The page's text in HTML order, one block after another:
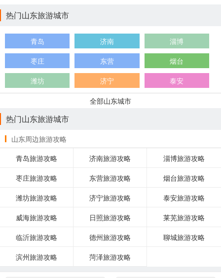
热门山东旅游城市
青岛 济南
淄博
枣庄
东营
烟台
潍坊
济宁 泰安
全部山东城市
热门山东旅游城市
山东周边旅游攻略
青岛旅游攻略
济南旅游攻略
淄博旅游攻略
枣庄旅游攻略
东营旅游攻略
烟台旅游攻略
潍坊旅游攻略
济宁旅游攻略
泰安旅游攻略
威海旅游攻略
日照旅游攻略
莱芜旅游攻略
临沂旅游攻略
德州旅游攻略
聊城旅游攻略
滨州旅游攻略
菏泽旅游攻略